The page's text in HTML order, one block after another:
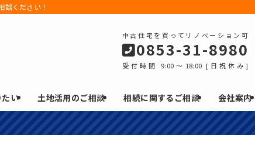
ください！
中古住宅を買ってリノベーション可
0853-31-8980
受付時間 9:00～18:00 [日祝休み]
い 土地活用のご相談 相続に関するご相談 会社案内